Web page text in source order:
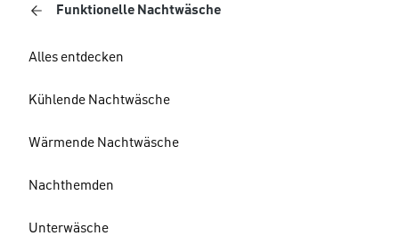
Funktionelle Nachtwäsche
Alles entdecken
Kühlende Nachtwäsche
Wärmende Nachtwäsche
Nachthemden
Unterwäsche